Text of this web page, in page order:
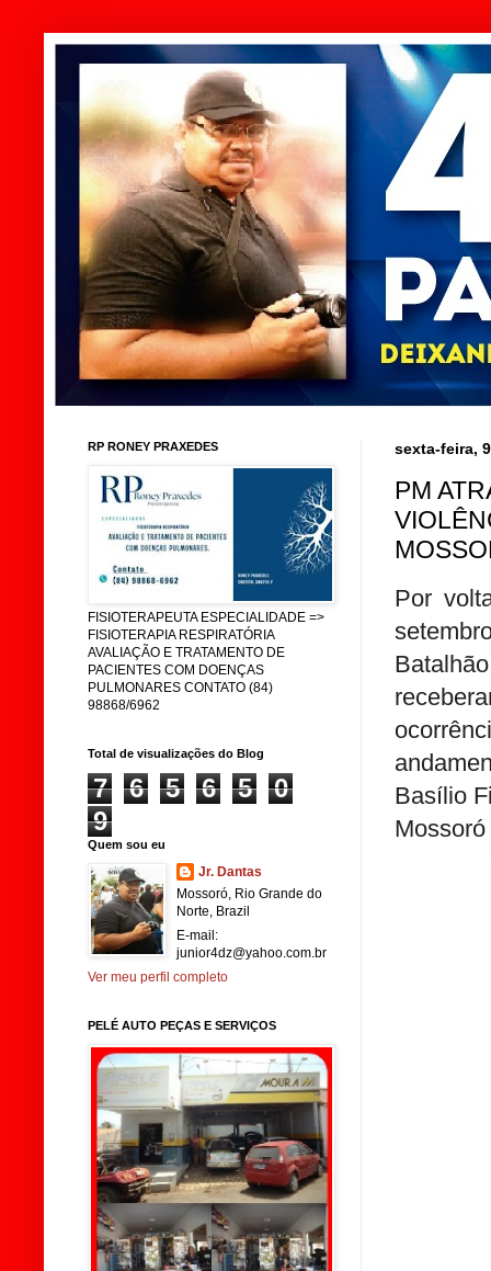
sexta-feira,
PM
Por
Basílio
RP RONEY PRAXEDES
FISIOTERAPEUTA ESPECIALIDADE =>
FISIOTERAPIA RESPIRATÓRIA
AVALIAÇÃO E TRATAMENTO DE
PACIENTES COM DOENÇAS
PULMONARES CONTATO (84)
98868/6962
Total de visualizações do Blog
7 6 5 6 5
0
9
Quem sou eu
Jr. Dantas
Mossoró, Rio Grande do
Norte, Brazil
E-mail:
junior4dz@yahoo.com.br
Ver meu perfil completo
PELÉ AUTO PEÇAS E SERVIÇOS